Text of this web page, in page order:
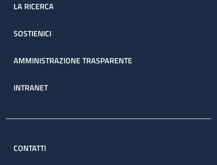
LA RICERCA
SOSTIENICI
AMMINISTRAZIONE TRASPARENTE
INTRANET
CONTATTI